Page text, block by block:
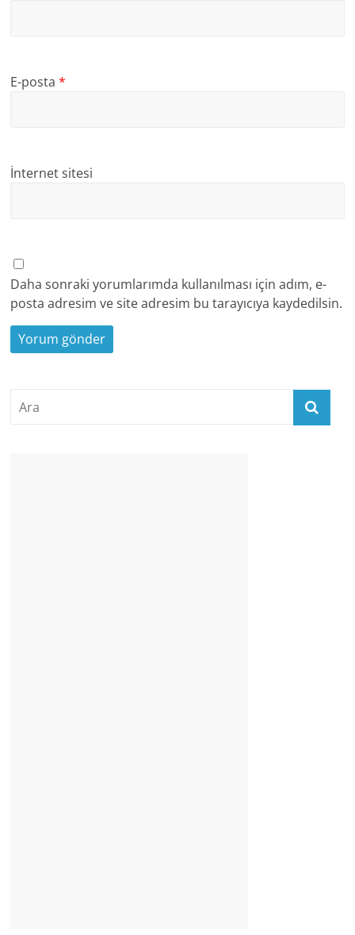
E-posta*
İnternet sitesi
Daha sonraki yorumlarımda kullanılması için adım, e-
posta adresim ve site adresim bu tarayıcıya kaydedilsin.